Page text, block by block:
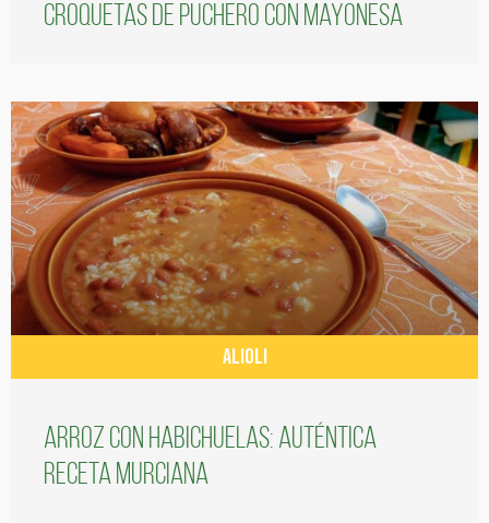
Croquetas de puchero con Mayonesa
ALIOLI
Arroz con habichuelas: auténtica
receta murciana